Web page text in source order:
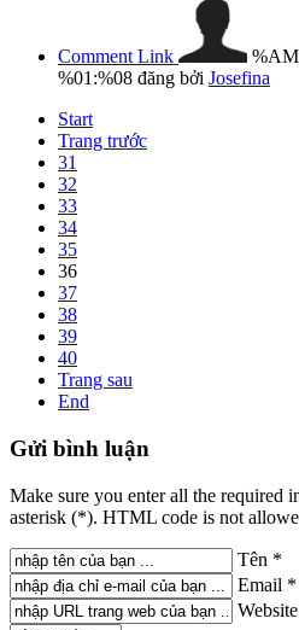
Comment Link
%01:%08 đăng bởi Josefina
Start
Trang trước
31
32
33
34
35
36
37
38
39
40
Trang sau
End
Gửi bình luận
Make sure you enter all the required
asterisk (*). HTML code is not
Tên *
Email *